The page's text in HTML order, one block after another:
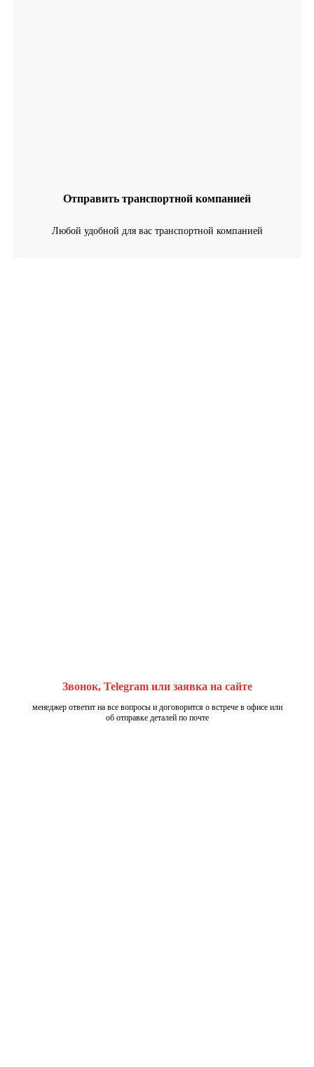
Отправить транспортной компанией
Любой удобной для вас транспортной компанией
Звонок, Telegram или заявка на сайте
менеджер ответит на все вопросы и договорится о встрече в офисе или
об отправке деталей по почте